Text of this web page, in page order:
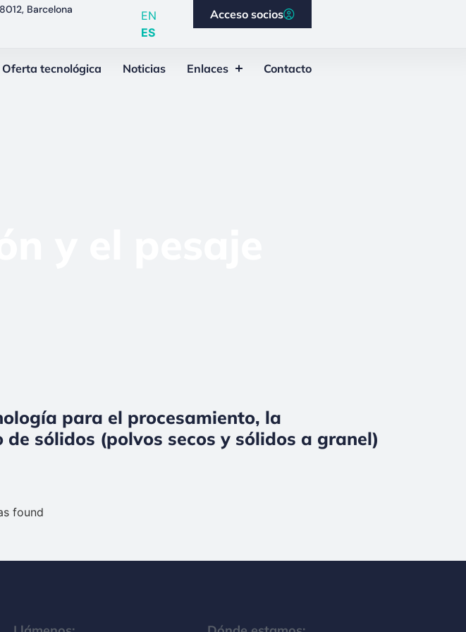
Barcelona
EN
ES
Acceso socios
Oferta tecnológica Noticias Enlaces Contacto
para el procesamiento, la
sólidos (polvos secos y sólidos a granel)
found